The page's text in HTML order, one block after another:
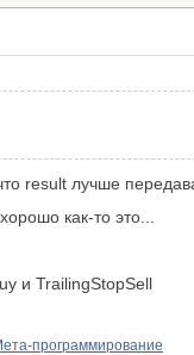
result лучше
как-то это...
и TrailingStopSell
программирование